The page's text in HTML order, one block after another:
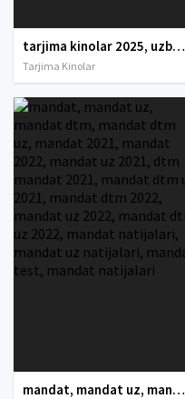
tarjima kinolar 2025, uzbek tarjima kinolar 2025, tarjima kinolar uzbek tilida 2025, tarjima kinolar o zbek 2025, tarjima kinolar o zbek tilida 2025, yangi tarjima kinolar 2025, uzmovi tarjima kinolar 2025, uzmovi com tarjima kinolar 2025, uzbekcha t
Tarjima Kinolar
mandat, mandat uz, mandat dtm, mandat dtm uz, mandat 2021, mandat 2022, mandat uz 2021, dtm mandat 2021, mandat dtm uz 2021, mandat dtm 2022, mandat uz 2022, mandat dtm uz 2022, mandat natijalari, mandat uz natijalari, mandat test, mandat natijalari